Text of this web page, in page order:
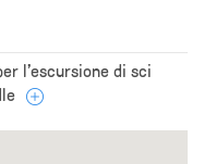
l’escursione di sci